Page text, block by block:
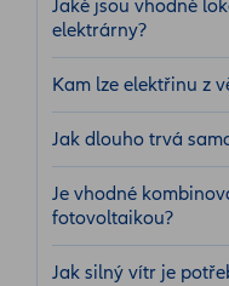
Jaké jsou vhodné
elektrárny?
Kam lze elektřinu z
Jak dlouho trvá
Je vhodné
fotovoltaikou?
Jak silný vítr je